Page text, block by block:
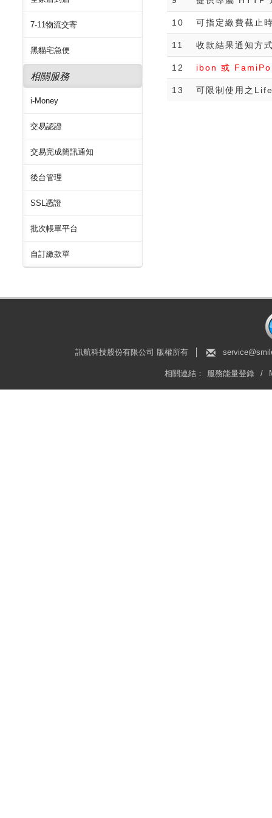
7-11物流交寄
黑貓宅急便
相關服務
i-Money
交易認證
交易完成簡訊通知
後台管理
SSL憑證
批次帳單平台
自訂繳款單
10 可指定繳費截止
11 收款結果通知方
12 ibon 或
13 可限制使用之
訊航科技股份有限公司 版權所有
/
服務能量登錄
相關連結：